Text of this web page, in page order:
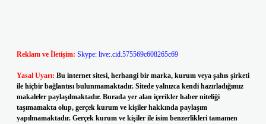
Reklam ve İletişim: Skype: live:.cid.575569c608265c69
Yasal Uyarı: Bu internet sitesi, herhangi bir marka, kurum veya şahıs şirketi
ile hiçbir bağlantısı bulunmamaktadır. Sitede yalnızca kendi hazırladığımız
makaleler paylaşılmaktadır. Burada yer alan içerikler haber niteliği
taşımamakta olup, gerçek kurum ve kişiler hakkında paylaşım
yapılmamaktadır. Gerçek kurum ve kişiler ile isim benzerlikleri tamamen